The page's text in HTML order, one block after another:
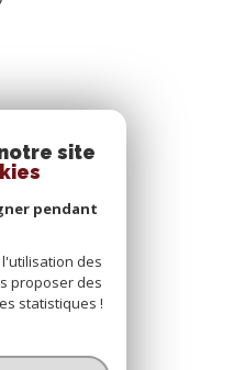
site
pendant
des
proposer des
statistiques !